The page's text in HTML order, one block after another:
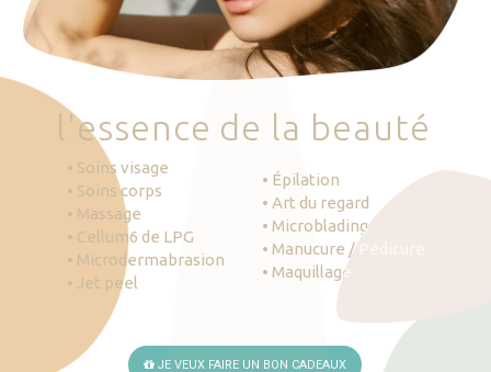
Prendre RDV
'essence de la beauté
• Soins visage
• Soins corps
• Massage
• Cellum6 de LPG
• Microdermabrasion
• Jet peel
• Épilation
• Art du regard
• Microblading
• Manucure / Pédicure
• Maquillage
JE VEUX FAIRE UN BON CADEAUX